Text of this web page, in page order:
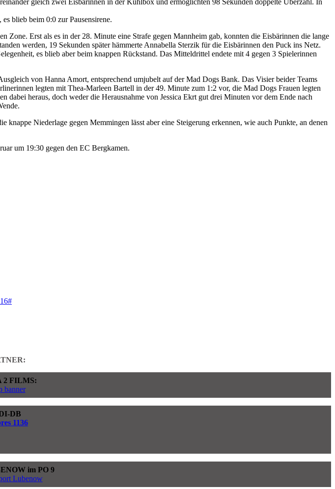
gleich zwei Eisbärinnen in der Kühlbox und ermöglichten 98 Sekunden doppelte Überzahl. In
blieb beim 0:0 zur Pausensirene.
Erst als es in der 28. Minute eine Strafe gegen Mannheim gab, konnten die Eisbärinnen die lange
werden, 19 Sekunden später hämmerte Annabella Sterzik für die Eisbärinnen den Puck ins Netz.
es blieb aber beim knappen Rückstand. Das Mitteldrittel endete mit 4 gegen 3 Spielerinnen
von Hanna Amort, entsprechend umjubelt auf der Mad Dogs Bank. Das Visier beider Teams
legten mit Thea-Marleen Bartell in der 49. Minute zum 1:2 vor, die Mad Dogs Frauen legten
dabei heraus, doch weder die Herausnahme von Jessica Ekrt gut drei Minuten vor dem Ende nach
Niederlage gegen Memmingen lässt aber eine Steigerung erkennen, wie auch Punkte, an denen
um 19:30 gegen den EC Bergkamen.
2 FILMS:
DB
im PO 9